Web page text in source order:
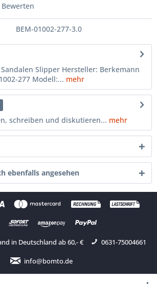
Bewerten
BEM-01002-277-3.0
Slipper Hersteller: Berkemann
277 Modell:... mehr
schreiben und diskutieren... mehr
ebenfalls angesehen
in Deutschland ab 60,- € 0631-75004661
info@bomto.de